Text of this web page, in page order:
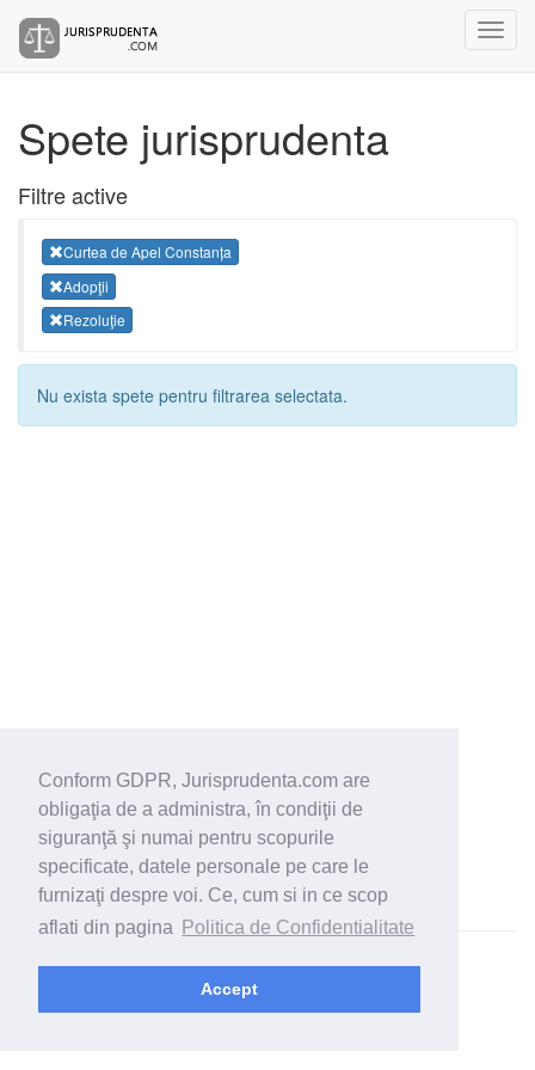
Conform GDPR, Jurisprudenta.com are
obligaţia de a administra, în condiţii de
siguranţă şi numai pentru scopurile
specificate, datele personale pe care le
furnizaţi despre voi. Ce, cum si in ce scop
aflati din pagina
Politica de Confidentialitate
Accept
Spete jurisprudenta
Filtre active
Curtea de Apel Constanța
Adopţii
Rezoluţie
Nu exista spete pentru filtrarea selectata.
© 2026 - Jurisprudenta.com -Cautare-Termeni si conditii